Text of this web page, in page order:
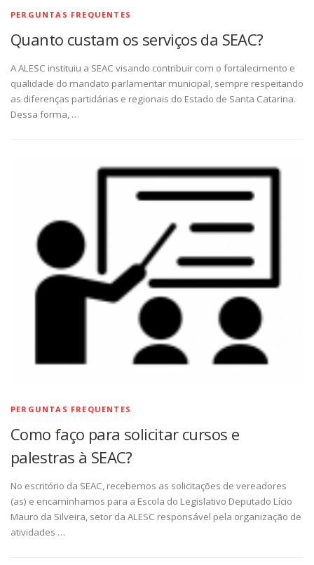
PERGUNTAS FREQUENTES
Quanto custam os serviços da SEAC?
A ALESC instituiu a SEAC visando contribuir com o fortalecimento e
qualidade do mandato parlamentar municipal, sempre respeitando
as diferenças partidárias e regionais do Estado de Santa Catarina.
Dessa forma, …
PERGUNTAS FREQUENTES
Como faço para solicitar cursos e
palestras à SEAC?
No escritório da SEAC, recebemos as solicitações de vereadores
(as) e encaminhamos para a Escola do Legislativo Deputado Lício
Mauro da Silveira, setor da ALESC responsável pela organização de
atividades …